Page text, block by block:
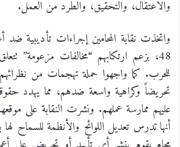
والاعتقال، والتحقيق، والطرد من العمل.
واتخذت نقابة المحامين إجراءات تأديبية ضد
48، بزعم ارتكابهم “مخالفات مزعومة”
للحرب. كما واجهوا حملة تهجمات من نظرائهم
تحريضاً وكراهية واسعة ضدهم، مما يهدد
عليهم ممارسة عملهم. ونشرت النقابة على
أنها تدرس تعديل اللوائح والأنظمة للسماح